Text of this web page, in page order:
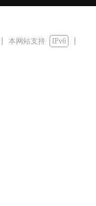
本网站支持
IPv6